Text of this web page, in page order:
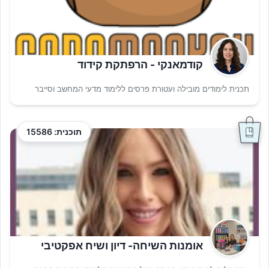
קודמאנקי - הרפתקת קידוד
תכנית לימודים מובילה ועטורת פרסים ללימוד מדעי המחשב וסייבר
תוכנית: 15586
אומנות השיחה- דיון ושיח אפקטיבי